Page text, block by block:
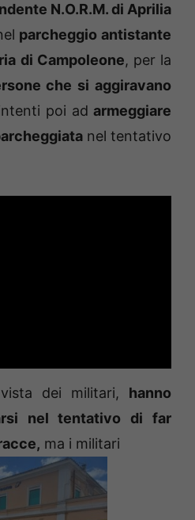
N.O.R.M. di Aprilia
parcheggio antistante
di Campoleone, per la
che si aggiravano
poi ad armeggiare
nel tentativo
dei militari, hanno
nel tentativo di far
ma i militari